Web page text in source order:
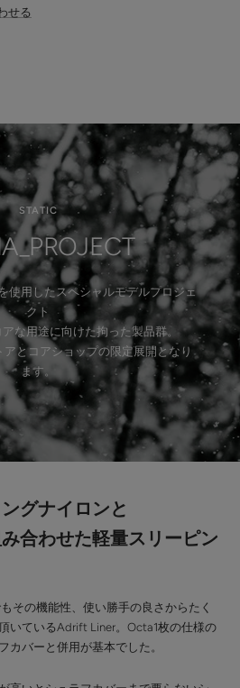
せる
STATIC
使用したスペシャルモデルプロジェ
クト
な用途に向けた拘った製品群。
アとコアショップの限定展開となり
ます。
グナイロンと
合わせた軽量スリーピン
その機能性、使い勝手の良さからたく
いているAdrift Liner。Octa1枚の仕様の
カバーと併用が基本でした。